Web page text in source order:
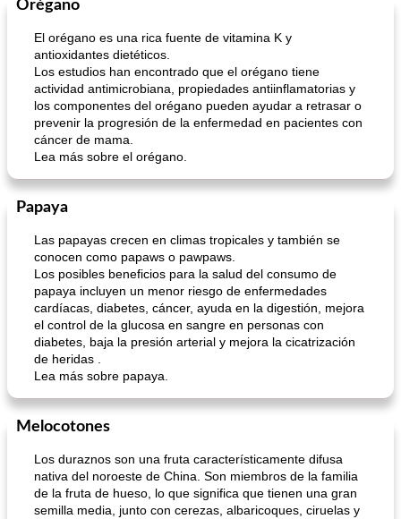
Cocina del mundo
Ñoquis al horno queso etíope
Orégano
El orégano es una rica fuente de vitamina K y
antioxidantes dietéticos.
Los estudios han encontrado que el orégano tiene
actividad antimicrobiana, propiedades antiinflamatorias y
los componentes del orégano pueden ayudar a retrasar o
prevenir la progresión de la enfermedad en pacientes con
cáncer de mama.
Lea más sobre el orégano.
Papaya
Las papayas crecen en climas tropicales y también se
conocen como papaws o pawpaws.
Los posibles beneficios para la salud del consumo de
papaya incluyen un menor riesgo de enfermedades
cardíacas, diabetes, cáncer, ayuda en la digestión, mejora
el control de la glucosa en sangre en personas con
diabetes, baja la presión arterial y mejora la cicatrización
de heridas .
Lea más sobre papaya.
Melocotones
Los duraznos son una fruta característicamente difusa
nativa del noroeste de China. Son miembros de la familia
de la fruta de hueso, lo que significa que tienen una gran
semilla media, junto con cerezas, albaricoques, ciruelas y